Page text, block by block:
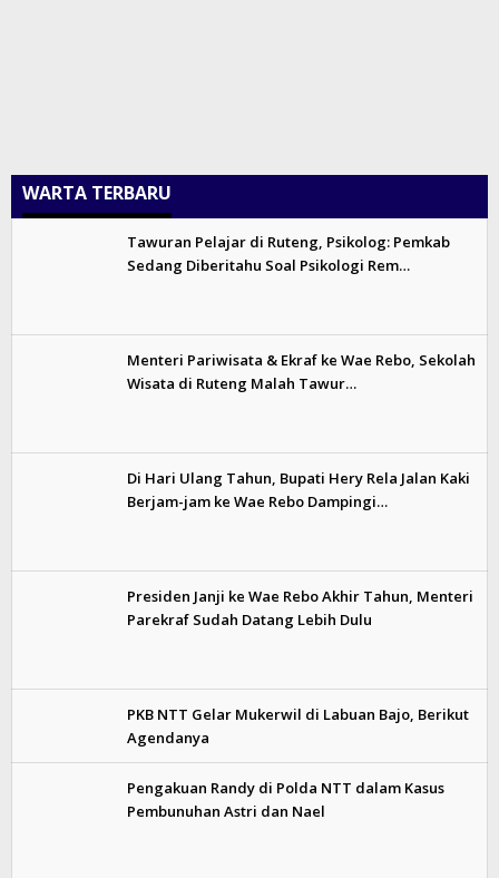
WARTA TERBARU
Tawuran Pelajar di Ruteng, Psikolog: Pemkab
Sedang Diberitahu Soal Psikologi Rem…
Menteri Pariwisata & Ekraf ke Wae Rebo, Sekolah
Wisata di Ruteng Malah Tawur…
Di Hari Ulang Tahun, Bupati Hery Rela Jalan Kaki
Berjam-jam ke Wae Rebo Dampingi…
Presiden Janji ke Wae Rebo Akhir Tahun, Menteri
Parekraf Sudah Datang Lebih Dulu
PKB NTT Gelar Mukerwil di Labuan Bajo, Berikut
Agendanya
Pengakuan Randy di Polda NTT dalam Kasus
Pembunuhan Astri dan Nael